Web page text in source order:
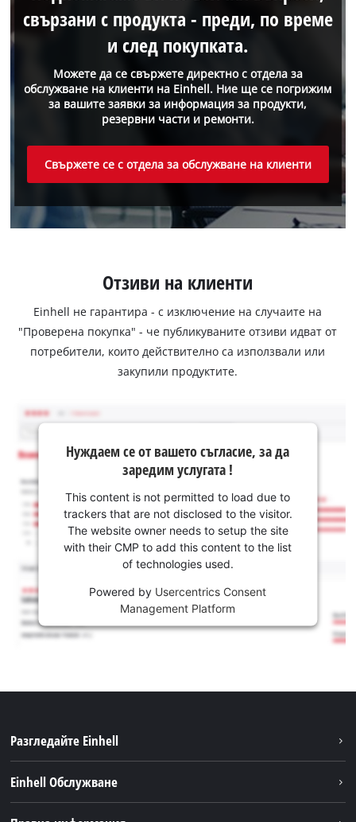
Можете да се свържете директно с отдела за
обслужване на клиенти на Einhell. Ние ще се погрижим
за вашите заявки за информация за продукти,
резервни части и ремонти.
свързани с продукта - преди, по време
и след покупката.
Свържете се с отдела за обслужване на клиенти
Отзиви на клиенти
Einhell не гарантира - с изключение на случаите на
"Проверена покупка" - че публикуваните отзиви идват от
потребители, които действително са използвали или
закупили продуктите.
Нуждаем се от вашето съгласие, за да
заредим услугата !
This content is not permitted to load due to
trackers that are not disclosed to the visitor.
The website owner needs to setup the site
with their CMP to add this content to the list
of technologies used.
Powered by Usercentrics Consent
Management Platform
Разгледайте Einhell
Einhell Обслужване